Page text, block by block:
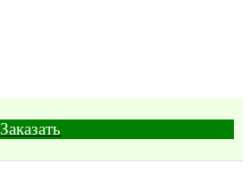
Заказать